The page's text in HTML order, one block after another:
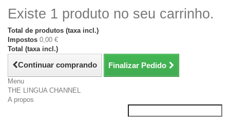
Existe 1 produto no seu carrinho.
Total de produtos (taxa incl.)
Impostos 0,00 €
Total (taxa incl.)
Continuar comprando Finalizar Pedido
Menu
THE LINGUA CHANNEL
A propos